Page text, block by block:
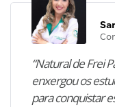
“Natural de Frei
enxergou os
para conquistar